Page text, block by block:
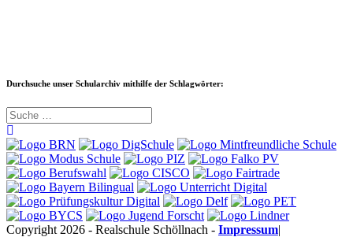
Durchsuche unser Schularchiv mithilfe der Schlagwörter:
Copyright 2026 - Realschule Schöllnach - Impressum